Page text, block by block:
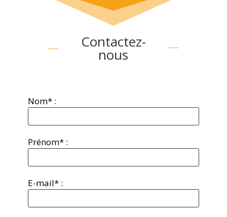
Contactez-
nous
Nom* :
Prénom* :
E-mail* :